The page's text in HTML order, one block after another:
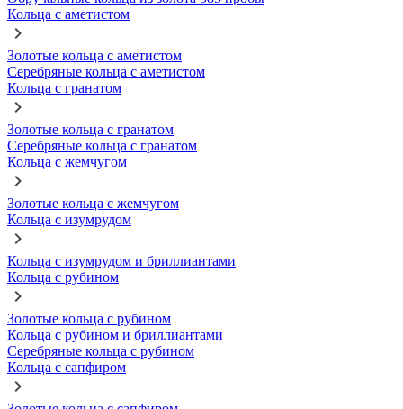
Кольца с аметистом
Золотые кольца с аметистом
Серебряные кольца с аметистом
Кольца с гранатом
Золотые кольца с гранатом
Серебряные кольца с гранатом
Кольца с жемчугом
Золотые кольца с жемчугом
Кольца с изумрудом
Кольца с изумрудом и бриллиантами
Кольца с рубином
Золотые кольца с рубином
Кольца с рубином и бриллиантами
Серебряные кольца с рубином
Кольца с сапфиром